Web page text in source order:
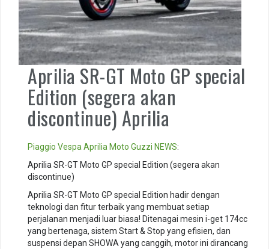
Aprilia SR-GT Moto GP special
Edition (segera akan
discontinue) Aprilia
Piaggio VespaAprilia Moto Guzzi NEWS:
Aprilia SR-GT Moto GP special Edition (segera akan
discontinue)
Aprilia SR-GT Moto GP special Edition hadir dengan
teknologi dan fitur terbaik yang membuat setiap
perjalanan menjadi luar biasa! Ditenagai mesin i-get 174cc
yang bertenaga, sistem Start & Stop yang efisien, dan
suspensi depan SHOWA yang canggih, motor ini dirancang